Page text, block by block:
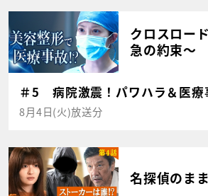
クロスロー
急の約束～
＃5 病院激震！パワハラ＆医療
8月4日(火)放送分
名探偵のま